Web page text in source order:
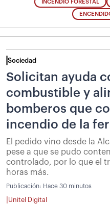
INCENDIO FORESTAL
Sociedad
Solicitan ayuda
combustible y
bomberos que
incendio de la
El pedido vino desde la
pese a que se pudo
controlado, por lo que el
horas más.
Publicación: Hace 30 minutos
Unitel Digital